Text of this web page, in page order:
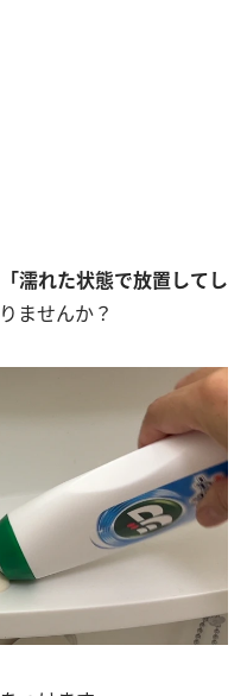
「濡れた状態で放置してし
ませんか？